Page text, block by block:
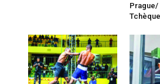
Prague/